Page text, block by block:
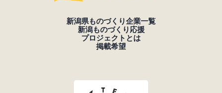
新潟県ものづくり企業一覧
新潟ものづくり応援
プロジェクトとは
掲載希望